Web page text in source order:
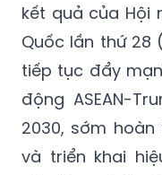
kết quả của Hội
Quốc lần thứ 28
tiếp tục đẩy
động ASEAN-
2030, sớm
và triển khai